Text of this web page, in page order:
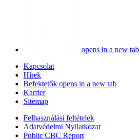
opens in a new tab
Kapcsolat
Hírek
Befektetők opens in a new tab
Karrier
Sitemap
Felhasználási feltételek
Adatvédelmi Nyilatkozat
Public CBC Report